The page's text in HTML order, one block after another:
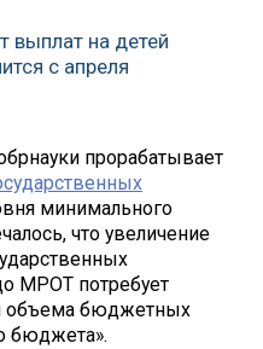
выплат на детей
с апреля
прорабатывает
минимального
что увеличение
МРОТ потребует
объема бюджетных
бюджета».